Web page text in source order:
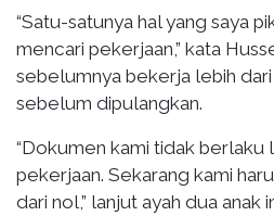
“Satu-satunya hal yang saya
mencari pekerjaan,” kata
sebelumnya bekerja lebih
sebelum dipulangkan.
“Dokumen kami tidak berlaku
pekerjaan. Sekarang kami
dari nol,” lanjut ayah dua anak